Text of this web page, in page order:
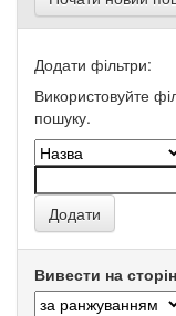
Додати фільтри:
Використовуйте
пошуку.
Вивести на